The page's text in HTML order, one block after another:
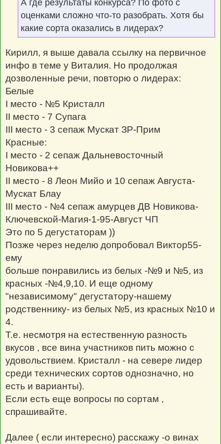
А где результаты конкурса? По фото с
оценками сложно что-то разобрать. Хотя бы
какие сорта оказались в лидерах?
Кирилл, я выше давала ссылку на первичное
инфо в теме у Виталия. Но продолжая
дозволенные речи, повторю о лидерах:
Белые
I место - №5 Кристалл
II место - 7 Супага
III место - 3 сепаж Мускат ЗР-Прим
Красные:
I место - 2 сепаж Дальневосточный
Новикова++
II место - 8 Леон Мийо и 10 сепаж Августа-
Мускат Блау
III место - №4 сепаж амурцев ДВ Новикова-
Ключевской-Магия-1-95-Август ЧП
Это по 5 дегустаторам ))
Позже через неделю допробовал Виктор55-
ему
больше понравились из белых -№9 и №5, из
красных -№4,9,10. И еще одному
"независимому" дегустатору-нашему
родственнику- из белых №5, из красных №10 и
4.
Т.е. несмотря на естественную разность
вкусов , все вина участников пить можно с
удовольствием. Кристалл - на севере лидер
среди технических сортов однозначно, но
есть и варианты).
Если есть еще вопросы по сортам ,
спрашивайте.
Далее ( если интересно) расскажу -о винах